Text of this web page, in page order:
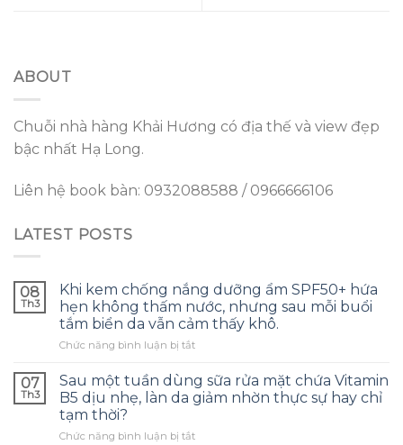
ABOUT
Chuỗi nhà hàng Khải Hương có địa thế và view đẹp
bậc nhất Hạ Long.
Liên hệ book bàn: 0932088588 / 0966666106
LATEST POSTS
08
Th3
Khi kem chống nắng dưỡng ẩm SPF50+ hứa
hẹn không thấm nước, nhưng sau mỗi buổi
tắm biển da vẫn cảm thấy khô.
Chức năng bình luận bị tắtở
kem
chống
nắng
ẩm
07
Th3
Sau một tuần dùng sữa rửa mặt chứa Vitamin
B5 dịu nhẹ, làn da giảm nhờn thực sự hay chỉ
tạm thời?
Chức năng bình luận bị tắtở